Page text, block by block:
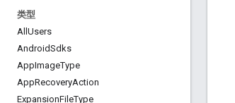
类型
All Users
AndroidSdks
AppImageType
AppRecoveryAction
ExpansionFileType